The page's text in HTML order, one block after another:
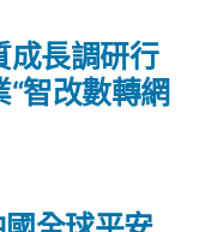
成長調研行
“智改數轉網